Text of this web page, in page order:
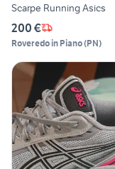
Scarpe Running Asics
200 €
Roveredo in Piano(PN)